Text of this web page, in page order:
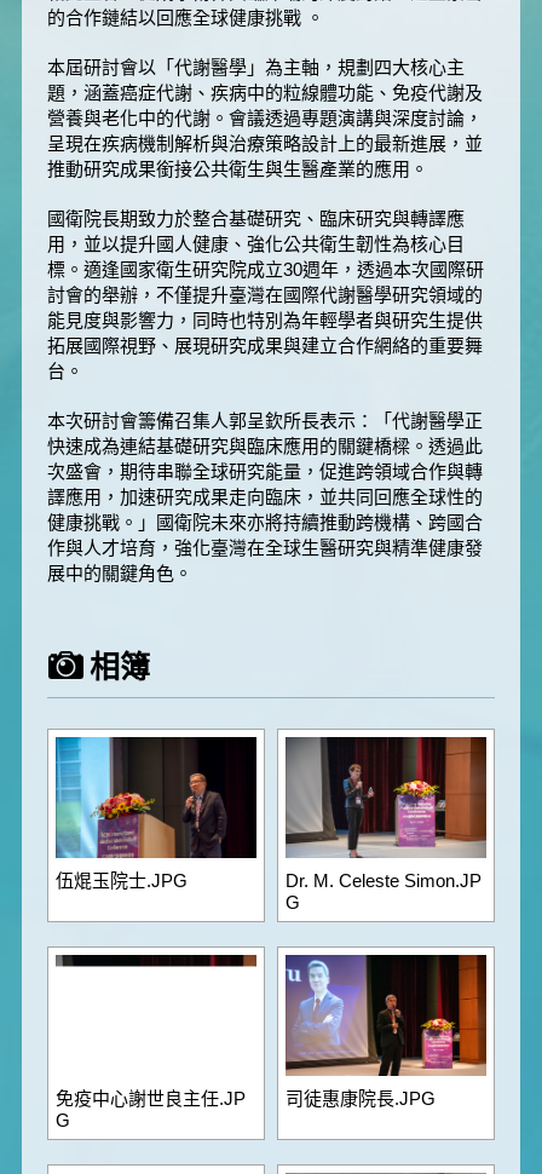
的合作鏈結以回應全球健康挑戰 。
本屆研討會以「代謝醫學」為主軸，規劃四大核心主
題，涵蓋癌症代謝、疾病中的粒線體功能、免疫代謝及
營養與老化中的代謝。會議透過專題演講與深度討論，
呈現在疾病機制解析與治療策略設計上的最新進展，並
推動研究成果銜接公共衛生與生醫產業的應用。
國衛院長期致力於整合基礎研究、臨床研究與轉譯應
用，並以提升國人健康、強化公共衛生韌性為核心目
標。適逢國家衛生研究院成立30週年，透過本次國際研
討會的舉辦，不僅提升臺灣在國際代謝醫學研究領域的
能見度與影響力，同時也特別為年輕學者與研究生提供
拓展國際視野、展現研究成果與建立合作網絡的重要舞
台。
本次研討會籌備召集人郭呈欽所長表示：「代謝醫學正
快速成為連結基礎研究與臨床應用的關鍵橋樑。透過此
次盛會，期待串聯全球研究能量，促進跨領域合作與轉
譯應用，加速研究成果走向臨床，並共同回應全球性的
健康挑戰。」國衛院未來亦將持續推動跨機構、跨國合
作與人才培育，強化臺灣在全球生醫研究與精準健康發
展中的關鍵角色。
相簿
伍焜玉院士.JPG
Dr. M. Celeste Simon.JP
G
免疫中心謝世良主任.JP
G
司徒惠康院長.JPG